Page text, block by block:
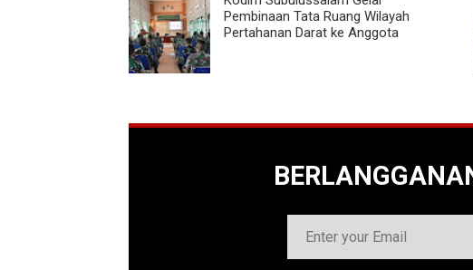
Pembinaan Tata Ruang Wilayah
Pertahanan Darat ke Anggota